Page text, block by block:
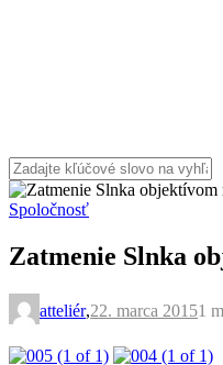
Spoločnosť
Zatmenie Slnka
atteliér,22. marca 20151